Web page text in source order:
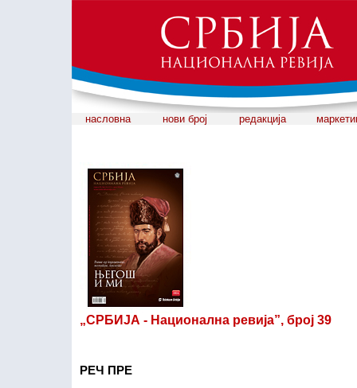
насловна нови број редакција
„СРБИЈА - Национална ревија”, број 39
РЕЧ ПРЕ